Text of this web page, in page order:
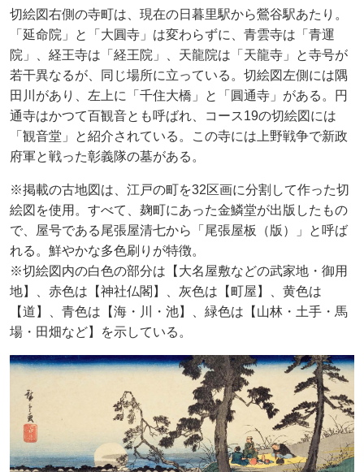
切絵図右側の寺町は、現在の日暮里駅から鶯谷駅あたり。
「延命院」と「大圓寺」は変わらずに、青雲寺は「青運
院」、経王寺は「経王院」、天龍院は「天龍寺」と寺号が
若干異なるが、同じ場所に立っている。切絵図左側には隅
田川があり、左上に「千住大橋」と「圓通寺」がある。円
通寺はかつて百観音とも呼ばれ、コース19の切絵図には
「観音堂」と紹介されている。この寺には上野戦争で新政
府軍と戦った彰義隊の墓がある。
※掲載の古地図は、江戸の町を32区画に分割して作った切
絵図を使用。すべて、麹町にあった金鱗堂が出版したもの
で、屋号である尾張屋清七から「尾張屋板（版）」と呼ば
れる。鮮やかな多色刷りが特徴。
※切絵図内の白色の部分は【大名屋敷などの武家地・御用
地】、赤色は【神社仏閣】、灰色は【町屋】、黄色は
【道】、青色は【海・川・池】、緑色は【山林・土手・馬
場・田畑など】を示している。